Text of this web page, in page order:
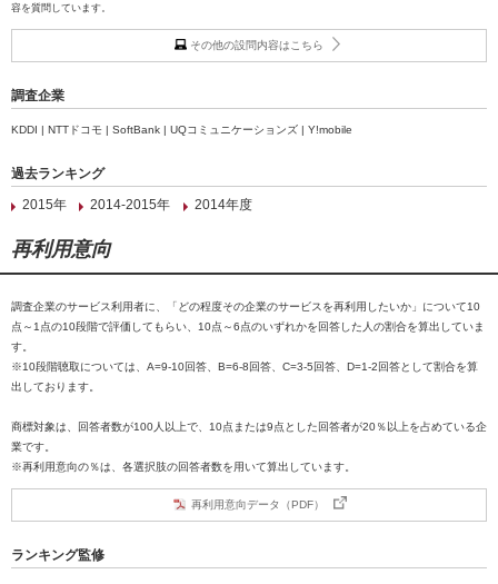
容を質問しています。
その他の設問内容はこちら
調査企業
KDDI | NTTドコモ | SoftBank | UQコミュニケーションズ | Y!mobile
過去ランキング
2015年
2014-2015年 2014年度
再利用意向
調査企業のサービス利用者に、「どの程度その企業のサービスを再利用したいか」について10
点～1点の10段階で評価してもらい、10点～6点のいずれかを回答した人の割合を算出していま
す。
※10段階聴取については、A=9-10回答、B=6-8回答、C=3-5回答、D=1-2回答として割合を算
出しております。
商標対象は、回答者数が100人以上で、10点または9点とした回答者が20％以上を占めている企
業です。
※再利用意向の％は、各選択肢の回答者数を用いて算出しています。
再利用意向データ（PDF）
ランキング監修